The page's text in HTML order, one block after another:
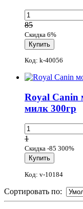
85
Скидка 6%
Код: k-40056
Royal Canin
милк 300гр
1
Скидка -85 300%
Код: v-10184
Сортировать по: